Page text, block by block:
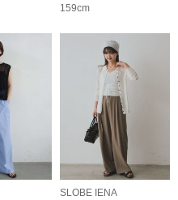
159cm
SLOBE IENA